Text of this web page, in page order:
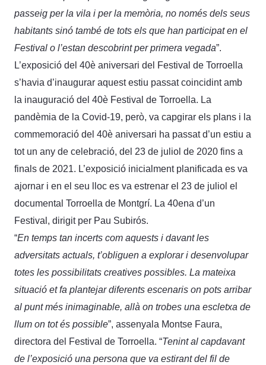
passeig per la vila i per la memòria, no només dels seus
habitants sinó també de tots els que han participat en el
Festival o l’estan descobrint per primera vegada”.
L’exposició del 40è aniversari del Festival de Torroella
s’havia d’inaugurar aquest estiu passat coincidint amb
la inauguració del 40è Festival de Torroella. La
pandèmia de la Covid-19, però, va capgirar els plans i la
commemoració del 40è aniversari ha passat d’un estiu a
tot un any de celebració, del 23 de juliol de 2020 fins a
finals de 2021. L’exposició inicialment planificada es va
ajornar i en el seu lloc es va estrenar el 23 de juliol el
documental Torroella de Montgrí. La 40ena d’un
Festival, dirigit per Pau Subirós.
“En temps tan incerts com aquests i davant les
adversitats actuals, t’obliguen a explorar i desenvolupar
totes les possibilitats creatives possibles. La mateixa
situació et fa plantejar diferents escenaris on pots arribar
al punt més inimaginable, allà on trobes una escletxa de
llum on tot és possible”, assenyala Montse Faura,
directora del Festival de Torroella. “Tenint al capdavant
de l’exposició una persona que va estirant del fil de